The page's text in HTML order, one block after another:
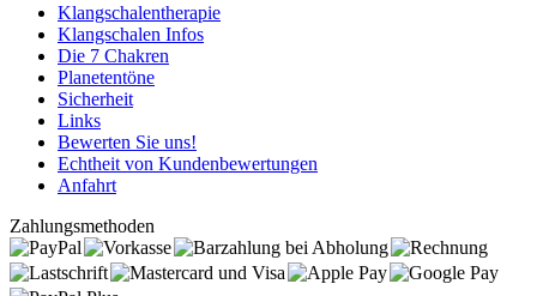
Klangschalentherapie
Klangschalen Infos
Die 7 Chakren
Planetentöne
Sicherheit
Links
Bewerten Sie uns!
Echtheit von Kundenbewertungen
Anfahrt
Zahlungsmethoden